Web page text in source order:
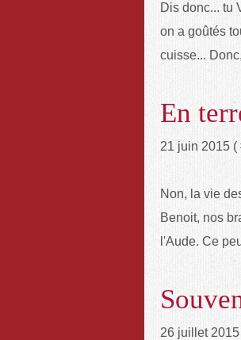
Dis donc... tu
on a goûtés
cuisse...
En
21 juin 2015 (
Non, la vie
Benoit, nos
l'Aude. Ce
26 juillet